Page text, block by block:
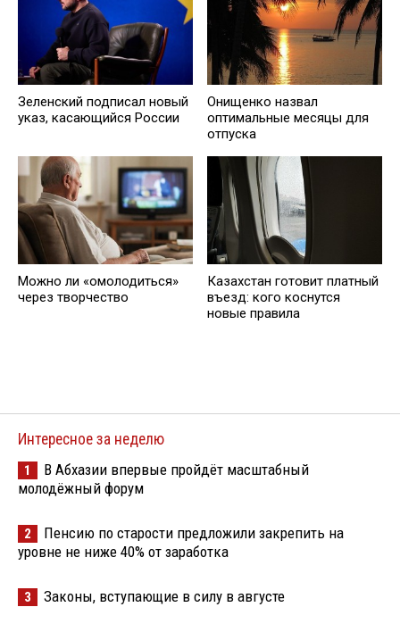
Зеленский подписал новый
указ, касающийся России
Онищенко назвал
оптимальные месяцы для
отпуска
Можно ли «омолодиться»
через творчество
Казахстан готовит платный
въезд: кого коснутся
новые правила
Интересное за неделю
1
В Абхазии впервые пройдёт масштабный
молодёжный форум
2
Пенсию по старости предложили закрепить на
уровне не ниже 40% от заработка
3 Законы, вступающие в силу в августе